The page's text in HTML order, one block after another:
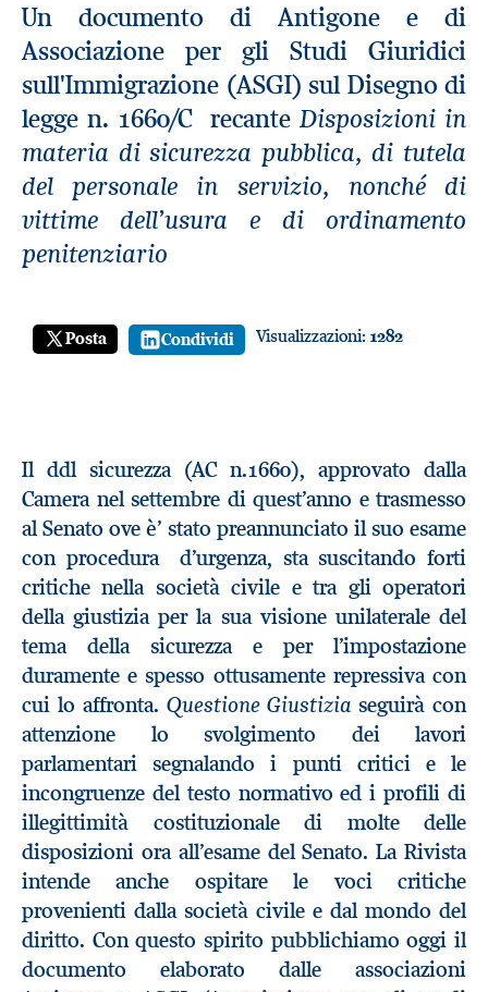
Un documento di Antigone e di
Associazione per gli Studi Giuridici
sull'Immigrazione (ASGI) sul Disegno di
legge n. 1660/C recante Disposizioni in
materia di sicurezza pubblica, di tutela
del personale in servizio, nonché di
vittime dell’usura e di ordinamento
penitenziario
Posta Condividi Visualizzazioni: 1282
Il ddl sicurezza (AC n.1660), approvato dalla
Camera nel settembre di quest’anno e trasmesso
al Senato ove è’ stato preannunciato il suo esame
con procedura d’urgenza, sta suscitando forti
critiche nella società civile e tra gli operatori
della giustizia per la sua visione unilaterale del
tema della sicurezza e per l’impostazione
duramente e spesso ottusamente repressiva con
cui lo affronta. Questione Giustizia seguirà con
attenzione lo svolgimento dei lavori
parlamentari segnalando i punti critici e le
incongruenze del testo normativo ed i profili di
illegittimità costituzionale di molte delle
disposizioni ora all’esame del Senato. La Rivista
intende anche ospitare le voci critiche
provenienti dalla società civile e dal mondo del
diritto. Con questo spirito pubblichiamo oggi il
documento elaborato dalle associazioni